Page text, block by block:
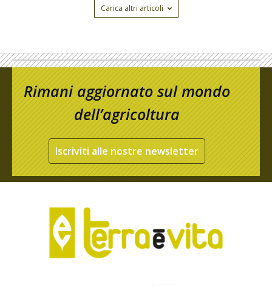
Carica altri articoli
Rimani aggiornato sul mondo
dell’agricoltura
Iscriviti alle nostre newsletter